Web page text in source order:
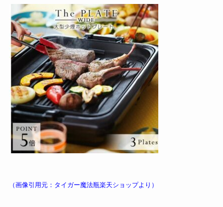
（画像引用元： タイガー魔法瓶楽天ショップより）